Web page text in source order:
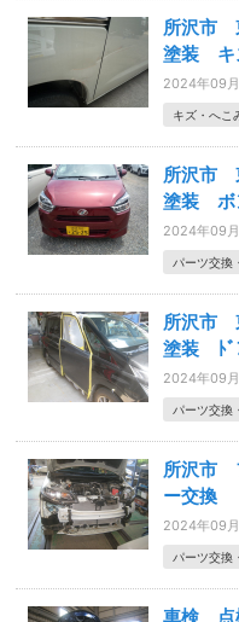
所沢市
塗装 キ
2024年09
キズ・へこ
所沢市
塗装 ボ
2024年09
パーツ交換
所沢市
塗装 ﾄﾞ
2024年09
パーツ交換
所沢市
ー交換
2024年09
パーツ交換
車検 点